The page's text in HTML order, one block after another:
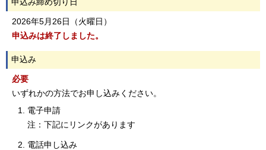
申込み締め切り日
2026年5月26日（火曜日）
申込みは終了しました。
申込み
必要
いずれかの方法でお申し込みください。
電子申請
注：下記にリンクがあります
電話申し込み